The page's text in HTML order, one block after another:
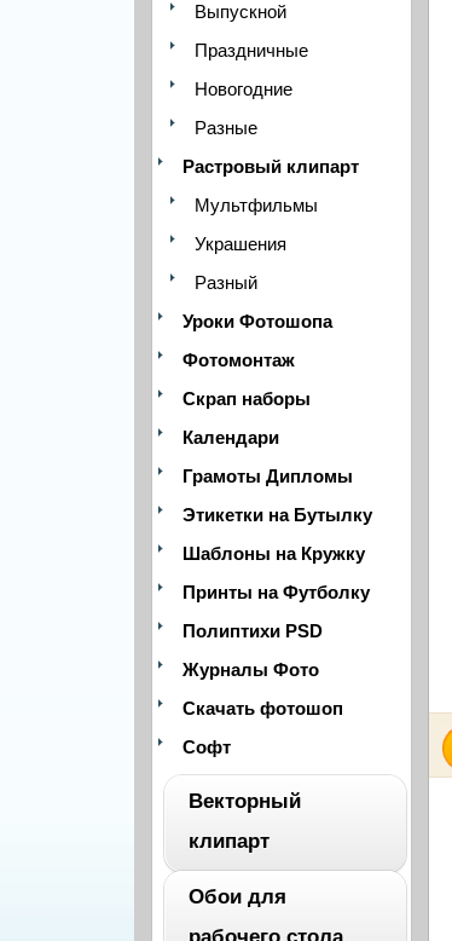
Выпускной
Праздничные
Новогодние
Разные
Растровый клипарт
Мультфильмы
Украшения
Разный
Уроки Фотошопа
Фотомонтаж
Скрап наборы
Календари
Грамоты Дипломы
Этикетки на Бутылку
Шаблоны на Кружку
Принты на Футболку
Полиптихи PSD
Журналы Фото
Скачать фотошоп
Софт
Векторный
клипарт
Обои для